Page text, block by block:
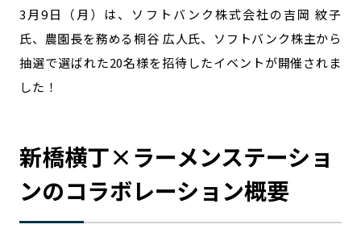
3月9日（月）は、ソフトバンク株式会社の吉岡 紋子
氏、農園長を務める桐谷 広人氏、ソフトバンク株主から
抽選で選ばれた20名様を招待したイベントが開催されま
した！
新橋横丁×ラーメンステーショ
ンのコラボレーション概要